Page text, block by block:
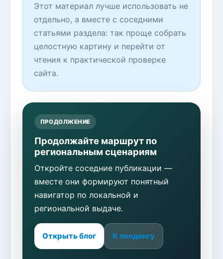
Этот материал лучше использовать не
отдельно, а вместе с соседними
статьями раздела: так проще собрать
целостную картину и перейти от
чтения к практической проверке
сайта.
ПРОДОЛЖЕНИЕ
Продолжайте маршрут по
региональным сценариям
Откройте соседние публикации —
вместе они формируют понятный
навигатор по локальной и
региональной выдаче.
Открыть блог К лендингу